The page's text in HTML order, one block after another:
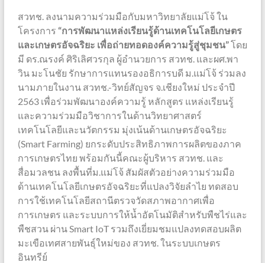
สวทช. ลงนามความร่วมมือกับมหาวิทยาลัยแม่โจ้ ใน
โครงการ “การพัฒนาแหล่งเรียนรู้ด้านเทคโนโลยีเกษตร
และเกษตรอัจฉริยะ เพื่อถ่ายทอดองค์ความรู้สู่ชุมชน”โดย
มี ดร.ณรงค์ ศิริเลิศวรกุล ผู้อำนวยการ สวทช. และผศ.พา
วิน มะโนชัย รักษาการแทนรองอธิการบดี ม.แม่โจ้ ร่วมลง
นามภายในงาน สวทช.-วิทย์สัญจร จ.เชียงใหม่ ประจำปี
2563 เพื่อร่วมพัฒนาองค์ความรู้ หลักสูตร แหล่งเรียนรู้
และความร่วมมือวิชาการในด้านวิทยาศาสตร์
เทคโนโลยีและนวัตกรรม มุ่งเน้นด้านเกษตรอัจฉริยะ
(Smart Farming) ยกระดับประสิทธิภาพการผลิตของภาค
การเกษตรไทย พร้อมกันนี้คณะผู้บริหาร สวทช. และ
สื่อมวลชน ลงพื้นที่ม.แม่โจ้ สัมผัสตัวอย่างความร่วมมือ
ด้านเทคโนโลยีเกษตรอัจฉริยะที่แปลงวิจัยลำไย ทดสอบ
การใช้เทคโนโลยีสถานีตรวจวัดสภาพอากาศเพื่อ
การเกษตร และระบบการให้น้ำอัตโนมัติสำหรับพืชไร่และ
พืชสวน ผ่าน Smart IoT รวมถึงเยี่ยมชมแปลงทดสอบผลิต
มะเขือเทศสายพันธุ์ใหม่ของ สวทช. ในระบบเกษตร
อินทรีย์